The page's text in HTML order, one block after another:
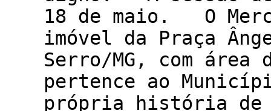
18 de maio. O
imóvel da Praça
Serro/MG, com área
pertence ao
própria história de